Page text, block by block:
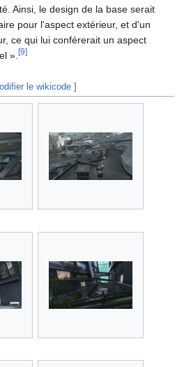
Ainsi, le design de la base serait
pour l'aspect extérieur, et d'un
ce qui lui conférerait un aspect
».[9]
le wikicode ]